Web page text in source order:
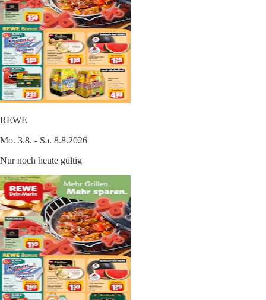
REWE
Mo. 3.8. - Sa. 8.8.2026
Nur noch heute gültig